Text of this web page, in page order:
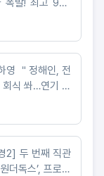
폭발! 최고 9%,
랐다! 본격 상
영 ＂정해인, 전
식 쏴…연기 파
2] 두 번째 직관
더독스’, 프로배